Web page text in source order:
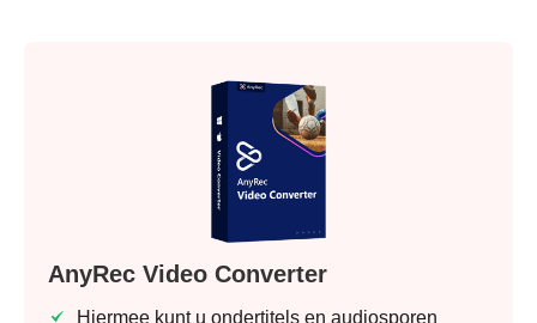
AnyRec Video Converter
Hiermee kunt u ondertitels en audiosporen